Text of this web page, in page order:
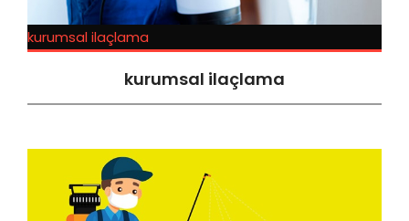
kurumsal ilaçlama
kurumsal ilaçlama